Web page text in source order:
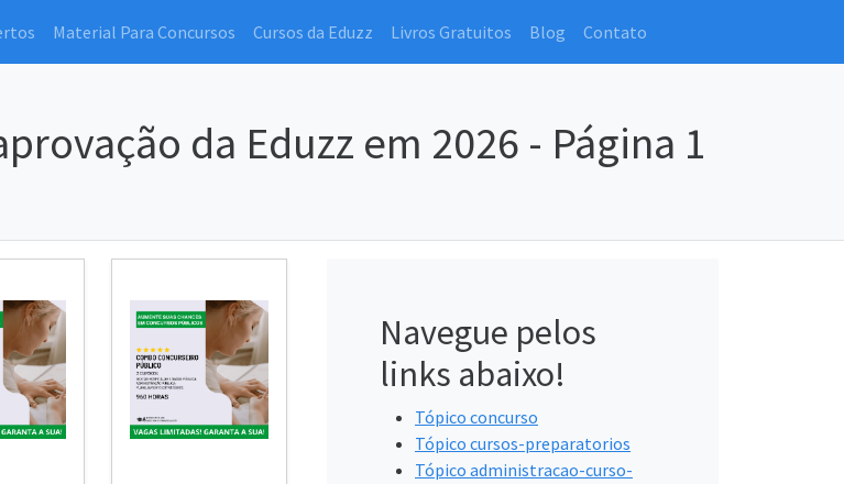
Material Para Concursos Cursos da Eduzz Livros Gratuitos Blog Contato
da Eduzz em 2026 - Página 1
Navegue pelos
links abaixo!
Tópico concurso
Tópico cursos-preparatorios
Tópico administracao-curso-